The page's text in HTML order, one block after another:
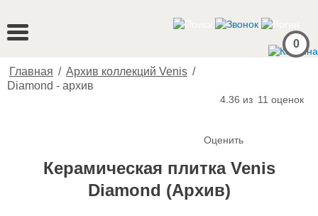
0
Главная / Архив коллекций Venis /
Diamond - архив
4.36 из 11 оценок
Оценить
Керамическая плитка Venis
Diamond (Архив)